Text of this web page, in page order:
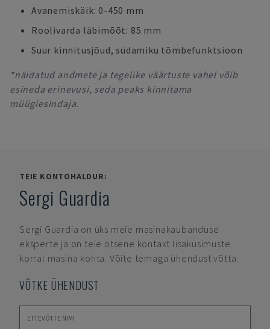
Avanemiskäik: 0-450 mm
Roolivarda läbimõõt: 85 mm
Suur kinnitusjõud, südamiku tõmbefunktsioon
*näidatud andmete ja tegelike väärtuste vahel võib
esineda erinevusi, seda peaks kinnitama
müügiesindaja.
TEIE KONTOHALDUR:
Sergi Guardia
Sergi Guardia on üks meie masinakaubanduse
eksperte ja on teie otsene kontakt lisaküsimuste
korral masina kohta. Võite temaga ühendust võtta.
VÕTKE ÜHENDUST